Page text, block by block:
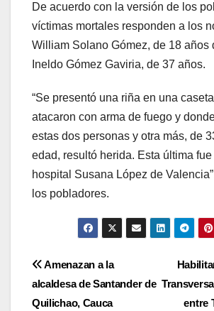
De acuerdo con la versión de los
víctimas mortales responden a los
William Solano Gómez, de 18 años
Ineldo Gómez Gaviria, de 37 años.
“Se presentó una riña en una
atacaron con arma de fuego y
estas dos personas y otra más, de
edad, resultó herida. Esta última fue
hospital Susana López de
los pobladores.
Navegación
de
entre
Amenazan a la
alcaldesa de Santander de
Quilichao, Cauca